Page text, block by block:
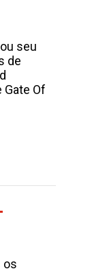
seu
de
Gate Of
os